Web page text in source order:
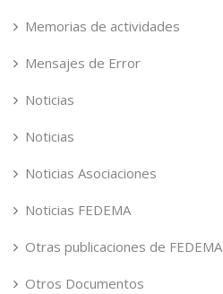
Memorias de actividades
Mensajes de Error
Noticias
Noticias
Noticias Asociaciones
Noticias FEDEMA
Otras publicaciones de FEDEMA
Otros Documentos